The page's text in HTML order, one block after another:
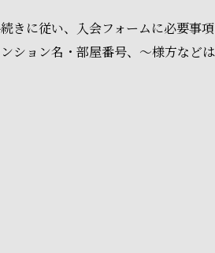
に従い、入会フォームに必要事項
ョン名・部屋番号、～様方など